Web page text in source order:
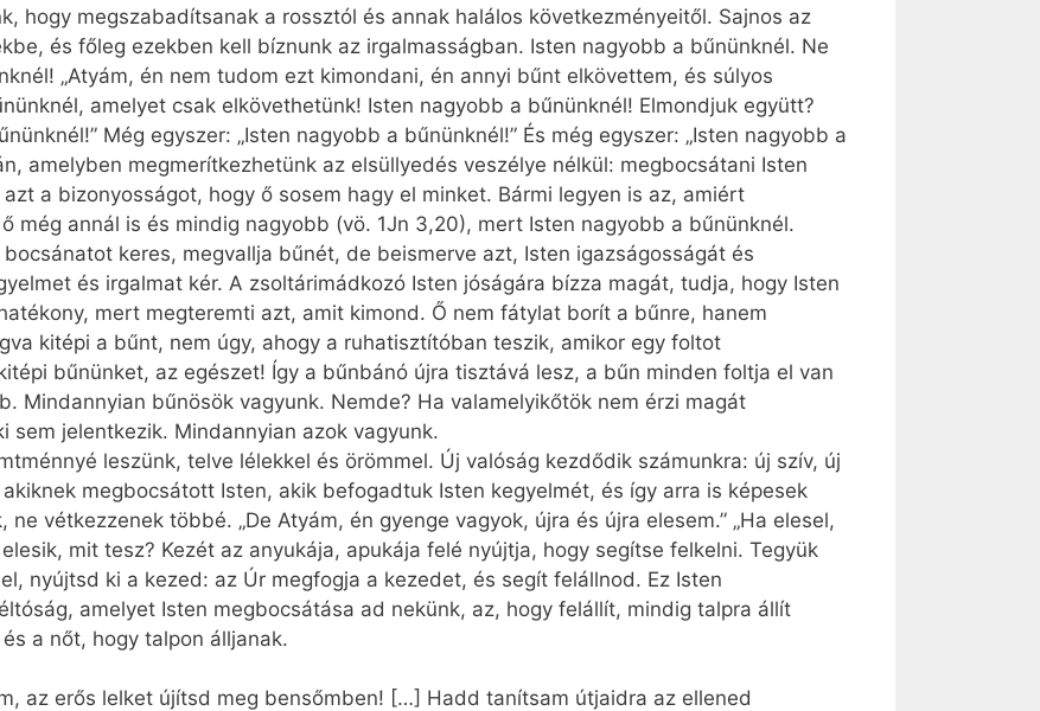
hogy megszabadítsanak a rossztól és annak halálos következményeitől. Sajnos az
és főleg ezekben kell bíznunk az irgalmasságban. Isten nagyobb a bűnünknél. Ne
„Atyám, én nem tudom ezt kimondani, én annyi bűnt elkövettem, és súlyos
amelyet csak elkövethetünk! Isten nagyobb a bűnünknél! Elmondjuk együtt?
Még egyszer: „Isten nagyobb a bűnünknél!” És még egyszer: „Isten nagyobb a
amelyben megmerítkezhetünk az elsüllyedés veszélye nélkül: megbocsátani Isten
a bizonyosságot, hogy ő sosem hagy el minket. Bármi legyen is az, amiért
még annál is és mindig nagyobb (vö. 1Jn 3,20), mert Isten nagyobb a bűnünknél.
keres, megvallja bűnét, de beismerve azt, Isten igazságosságát és
és irgalmat kér. A zsoltárimádkozó Isten jóságára bízza magát, tudja, hogy Isten
mert megteremti azt, amit kimond. Ő nem fátylat borít a bűnre, hanem
kitépi a bűnt, nem úgy, ahogy a ruhatisztítóban teszik, amikor egy foltot
bűnünket, az egészet! Így a bűnbánó újra tisztává lesz, a bűn minden foltja el van
Mindannyian bűnösök vagyunk. Nemde? Ha valamelyikőtök nem érzi magát
sem jelentkezik. Mindannyian azok vagyunk.
leszünk, telve lélekkel és örömmel. Új valóság kezdődik számunkra: új szív, új
megbocsátott Isten, akik befogadtuk Isten kegyelmét, és így arra is képesek
vétkezzenek többé. „De Atyám, én gyenge vagyok, újra és újra elesem.” „Ha elesel,
mit tesz? Kezét az anyukája, apukája felé nyújtja, hogy segítse felkelni. Tegyük
nyújtsd ki a kezed: az Úr megfogja a kezedet, és segít felállnod. Ez Isten
amelyet Isten megbocsátása ad nekünk, az, hogy felállít, mindig talpra állít
a nőt, hogy talpon álljanak.
az erős lelket újítsd meg bensőmben! […] Hadd tanítsam útjaidra az ellened